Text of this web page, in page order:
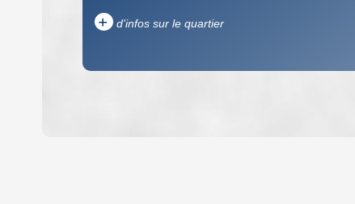
+ d'infos sur le quartier